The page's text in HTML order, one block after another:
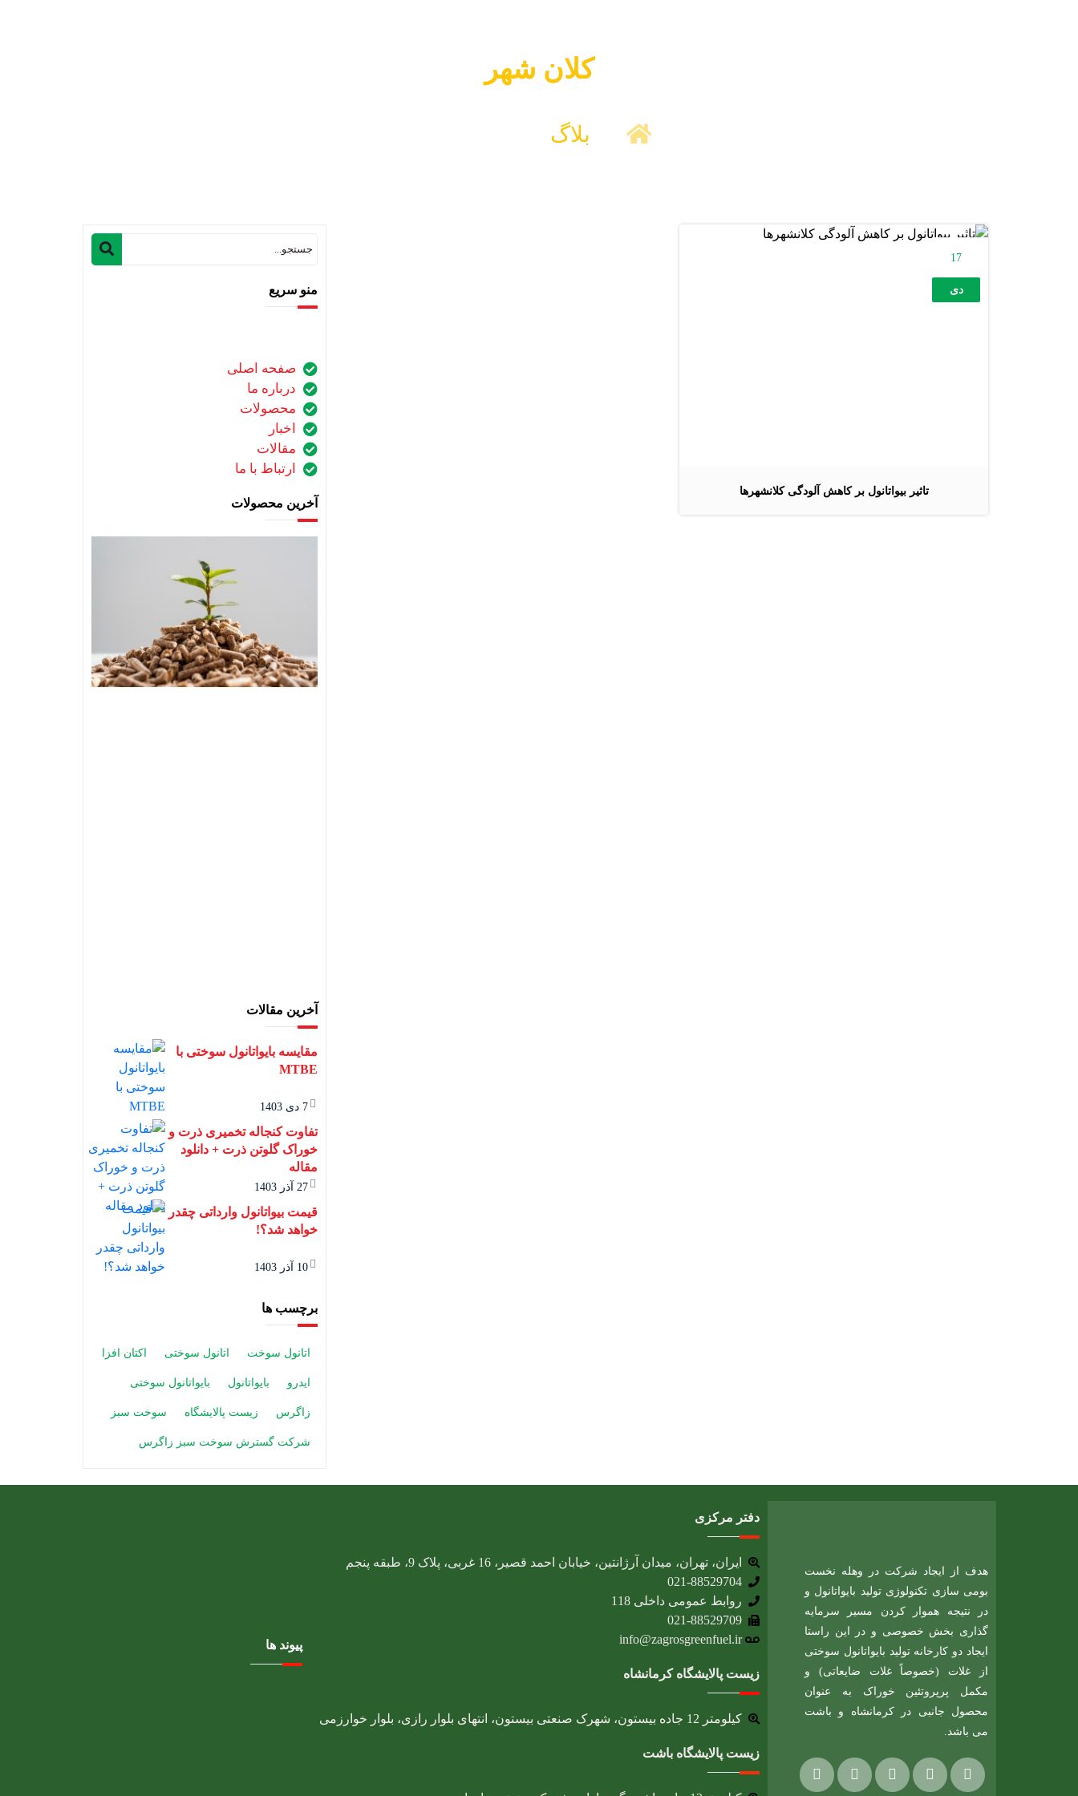
کلان شهر
بلاگ
تاثیر بیواتانول بر کاهش آلودگی کلانشهرها
17
دی منو سریع
صفحه اصلی
درباره ما
محصولات
اخبار
مقالات
ارتباط با ما
آخرین محصولات
آخرین مقالات
مقایسه بایواتانول سوختی با
MTBE
7 دی 1403
تفاوت کنجاله تخمیری ذرت و
خوراک گلوتن ذرت + دانلود
مقاله
27 آذر 1403
قیمت بیواتانول وارداتی چقدر
خواهد شد؟!
10 آذر 1403
برچسب ها
اتانول سوخت اتانول سوختی اکتان افزا
ایدرو بایواتانول بایواتانول سوختی
زاگرس زیست پالایشگاه سوخت سبز
شرکت گسترش سوخت سبز زاگرس
هدف از ایجاد شرکت در وهله نخست
بومی سازی تکنولوژی تولید بایواتانول و
در نتیجه هموار کردن مسیر سرمایه
گذاری بخش خصوصی و در این راستا
ایجاد دو کارخانه تولید بایواتانول سوختی
از غلات (خصوصاً غلات ضایعاتی) و
مکمل پرپروتئین خوراک به عنوان
محصول جانبی در کرمانشاه و باشت
می باشد.
دفتر مرکزی
ایران، تهران، میدان آرژانتین، خیابان احمد قصیر، 16 غربی، پلاک 9، طبقه پنجم
021-88529704
روابط عمومی داخلی 118
021-88529709
info@zagrosgreenfuel.ir​
زیست پالایشگاه کرمانشاه
کیلومتر 12 جاده بیستون، شهرک صنعتی بیستون، انتهای بلوار رازی، بلوار خوارزمی
زیست پالایشگاه باشت
پیوند ها